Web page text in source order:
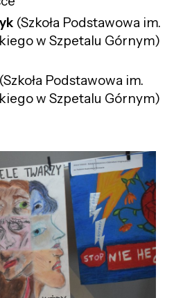
(Szkoła Podstawowa im.
w Szpetalu Górnym)
Podstawowa im.
w Szpetalu Górnym)